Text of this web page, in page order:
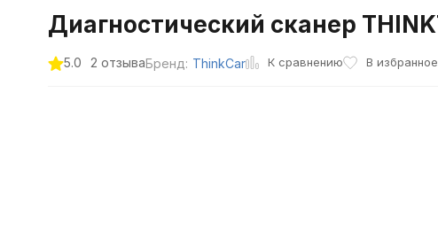
Диагностический сканер
5.0 2 отзываБренд: ThinkCar К сравнению В избранное